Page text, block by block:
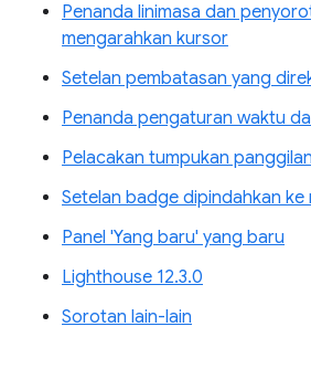
Penanda linimasa dan
mengarahkan kursor
Setelan pembatasan yang
Penanda pengaturan waktu
Pelacakan tumpukan
Setelan badge dipindahkan ke
Panel 'Yang baru' yang baru
Lighthouse 12.3.0
Sorotan lain-lain